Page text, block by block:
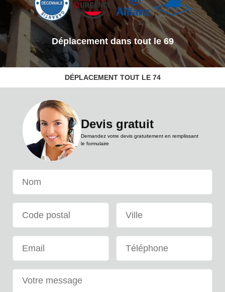
Voir nos réalisations
DÉPLACEMENT TOUT LE 74
Devis gratuit
Demandez votre devis gratuitement en remplissant
le formulaire